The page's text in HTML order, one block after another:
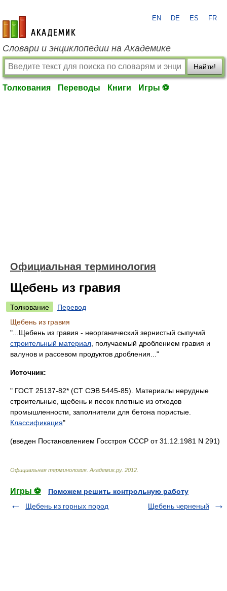
academic.ru
EN DE ES FR
Словари и энциклопедии на Академике
Найти!
Толкования Переводы Книги Игры ⚽
Официальная терминология
Щебень из гравия
Толкование
Перевод
Щебень из гравия
"...Щебень из гравия - неорганический зернистый сыпучий
строительный материал , получаемый дроблением гравия и
валунов и рассевом продуктов дробления..."
Источник:
" ГОСТ 25137-82* (СТ СЭВ 5445-85). Материалы нерудные
строительные, щебень и песок плотные из отходов
промышленности, заполнители для бетона пористые.
Классификация"
(введен Постановлением Госстроя СССР от 31.12.1981 N 291)
Официальная терминология Академик.ру. 2012
Игры ⚽
Поможем решить контрольную работу
Щебень из горных пород
Щебень черненый